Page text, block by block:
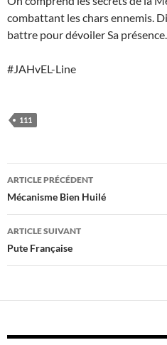
combattant les chars ennemis.
battre pour dévoiler Sa présence.
#JAHvEL-Line
111
Navigation
des
articles
ARTICLE PRÉCÉDENT
Mécanisme Bien Huilé
ARTICLE SUIVANT
Pute Française